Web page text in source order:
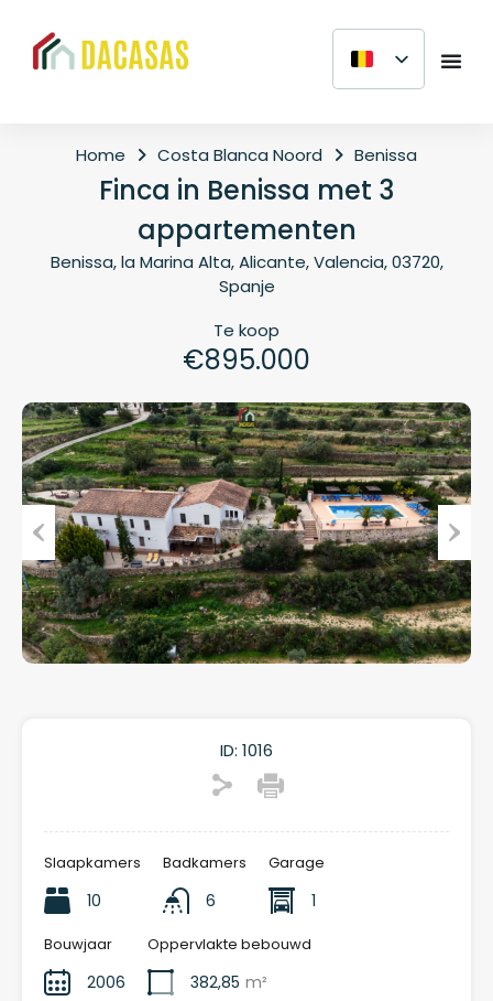
Home Costa Blanca Noord Benissa
Finca in Benissa met 3
appartementen
Benissa, la Marina Alta, Alicante, Valencia, 03720,
Spanje
Te koop
€895.000
Previous Next
ID: 1016
Slaapkamers
10
Badkamers
6
Garage
1
Bouwjaar
2006
Oppervlakte bebouwd
382,85 m²